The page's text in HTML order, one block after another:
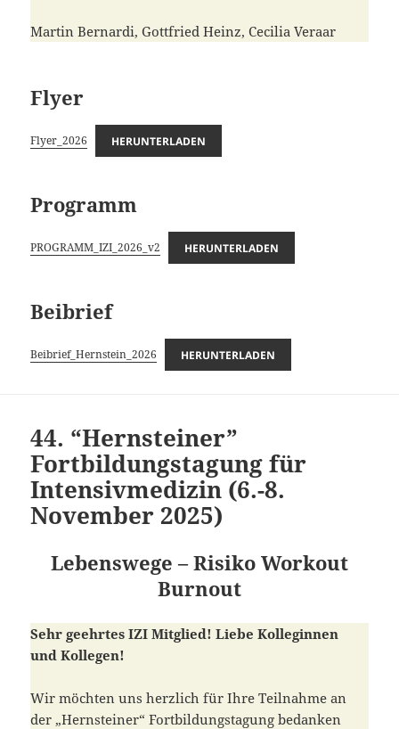
Martin Bernardi, Gottfried Heinz, Cecilia Veraar
Flyer
Flyer_2026 HERUNTERLADEN
Programm
PROGRAMM_IZI_2026_v2 HERUNTERLADEN
Beibrief
Beibrief_Hernstein_2026 HERUNTERLADEN
44. “Hernsteiner”
Fortbildungstagung für
Intensivmedizin (6.-8.
November 2025)
Lebenswege – Risiko Workout
Burnout
Sehr geehrtes IZI Mitglied! Liebe Kolleginnen
und Kollegen!
Wir möchten uns herzlich für Ihre Teilnahme an
der „Hernsteiner“ Fortbildungstagung bedanken